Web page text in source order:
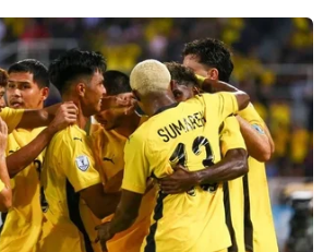
ký sắc lệnh bãi bỏ tình
ban bố tình trạng khẩn cấp,
tham gia hoạt động giữ gìn an
tình như những ngày qua.